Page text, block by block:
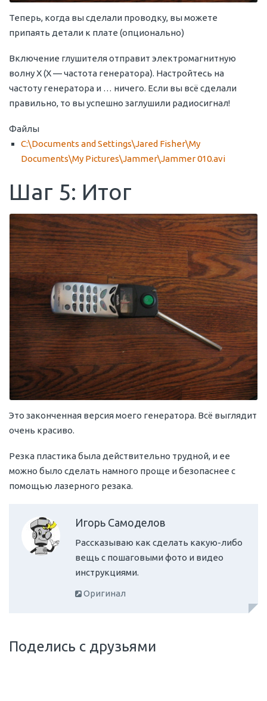
Теперь, когда вы сделали проводку, вы можете
припаять детали к плате (опционально)
Включение глушителя отправит электромагнитную
волну X (X — частота генератора). Настройтесь на
частоту генератора и … ничего. Если вы всё сделали
правильно, то вы успешно заглушили радиосигнал!
Файлы
C:\Documents and Settings\Jared Fisher\My
Documents\My Pictures\Jammer\Jammer 010.avi
Шаг 5: Итог
Это законченная версия моего генератора. Всё выглядит
очень красиво.
Резка пластика была действительно трудной, и ее
можно было сделать намного проще и безопаснее с
помощью лазерного резака.
Игорь Самоделов
Рассказываю как сделать какую-либо
вещь с пошаговыми фото и видео
инструкциями.
Оригинал
Поделись с друзьями